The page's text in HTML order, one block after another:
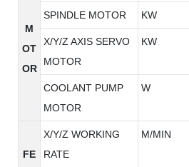
M
OT
OR
SPINDLE MOTOR KW
X/Y/Z AXIS SERVO
MOTOR
KW
COOLANT PUMP
MOTOR
W
FE
X/Y/Z WORKING
RATE
M/MIN